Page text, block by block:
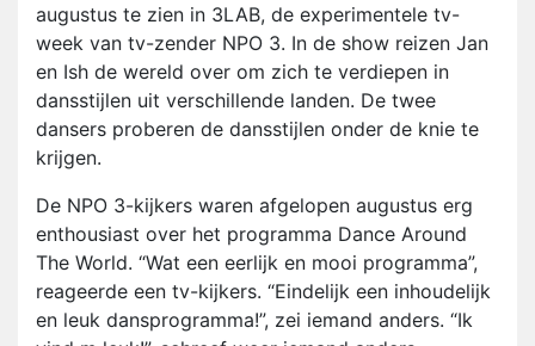
augustus te zien in 3LAB, de experimentele tv-
week van tv-zender NPO 3. In de show reizen Jan
en Ish de wereld over om zich te verdiepen in
dansstijlen uit verschillende landen. De twee
dansers proberen de dansstijlen onder de knie te
krijgen.
De NPO 3-kijkers waren afgelopen augustus erg
enthousiast over het programma Dance Around
The World. “Wat een eerlijk en mooi programma”,
reageerde een tv-kijkers. “Eindelijk een inhoudelijk
en leuk dansprogramma!”, zei iemand anders. “Ik